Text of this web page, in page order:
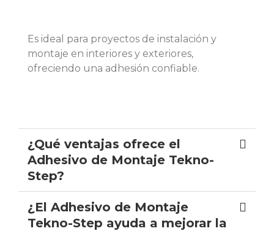
Es ideal para proyectos de instalación y
montaje en interiores y exteriores,
ofreciendo una adhesión confiable.
¿Qué ventajas ofrece el
Adhesivo de Montaje Tekno-
Step?
¿El Adhesivo de Montaje
Tekno-Step ayuda a mejorar la